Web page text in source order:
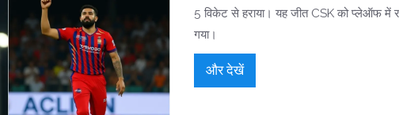
5 विकेट से हराया। यह जीत CSK को प्लेऑफ में
गया।
और देखें